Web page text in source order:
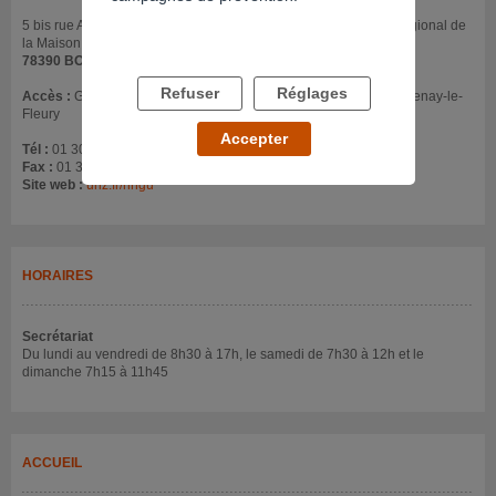
5 bis rue Alexandre Turpault Service Médico-Psychologiques Régional de
la Maison d’arrêt
78390 BOIS D'ARCY
Accès : Gare Montparnasse : direction Plaisir Grignon. Arrêt Fontenay-le-
Fleury
Tél : 01 30 23 80 00
Fax : 01 34 60 50 57
Site web : urlz.fr/nngu
HORAIRES
Secrétariat
Du lundi au vendredi de 8h30 à 17h, le samedi de 7h30 à 12h et le
dimanche 7h15 à 11h45
ACCUEIL
Refuser Réglages
Accepter